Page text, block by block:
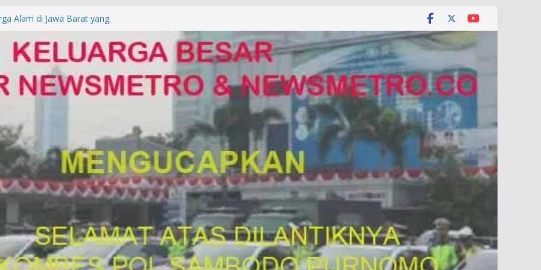
Alam di Jawa Barat yang
KUHAP Baru 2026, Tegaskan
Dipidana
DENPASAR DAN
POLDA BALI DIDUGA
ke Mabes Polri
Palsu, Kapolres
SIM